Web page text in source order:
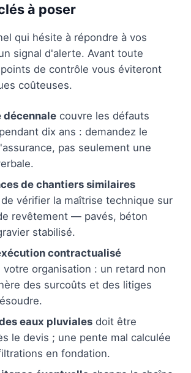
à poser
qui hésite à répondre à vos
signal d'alerte. Avant toute
de contrôle vous éviteront
coûteuses.
décennale couvre les défauts
dix ans : demandez le
pas seulement une
de chantiers similaires
vérifier la maîtrise technique sur
revêtement — pavés, béton
stabilisé.
contractualisé
organisation : un retard non
des surcoûts et des litiges
eaux pluviales doit être
le devis ; une pente mal calculée
en fondation.